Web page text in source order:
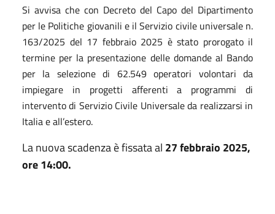
Si avvisa che con Decreto del Capo del Dipartimento
per le Politiche giovanili e il Servizio civile universale n.
163/2025 del 17 febbraio 2025 è stato prorogato il
termine per la presentazione delle domande al Bando
per la selezione di 62.549 operatori volontari da
impiegare in progetti afferenti a programmi di
intervento di Servizio Civile Universale da realizzarsi in
Italia e all’estero.
La nuova scadenza è fissata al 27 febbraio 2025,
ore 14:00.